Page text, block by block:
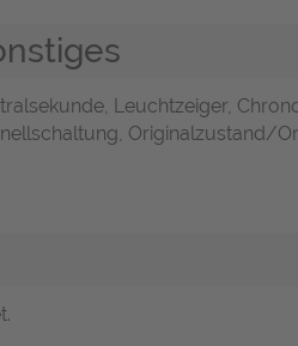
Leuchtzeiger,
Originalzustand/